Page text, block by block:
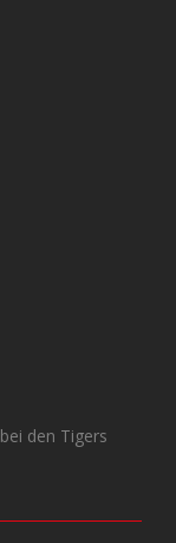
den Tigers